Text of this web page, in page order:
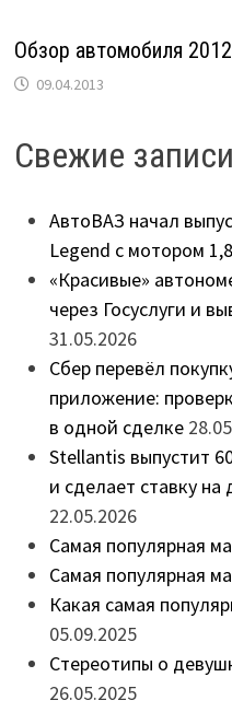
Обзор автомобиля
09.04.2013
Свежие записи
АвтоВАЗ начал
Legend с мотором
«Красивые»
через Госуслуги и
31.05.2026
Сбер перевёл
приложение:
в одной сделке
Stellantis выпустит
и сделает ставку
22.05.2026
Самая популярная
Самая популярная
Какая самая
05.09.2025
Стереотипы о
26.05.2025